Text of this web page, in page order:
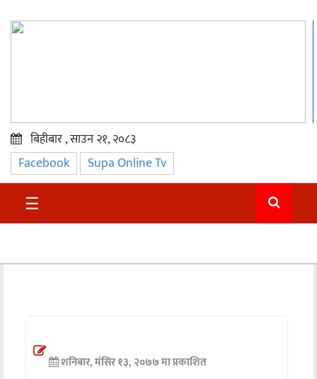
प्रमुख
समाचार
सुदुर
अन्तर्वार्ता
बिहीबार , साउन २१, २०८३
Facebook Supa Online Tv
☰
शनिबार, मंसिर १३, २०७७ मा प्रकाशित